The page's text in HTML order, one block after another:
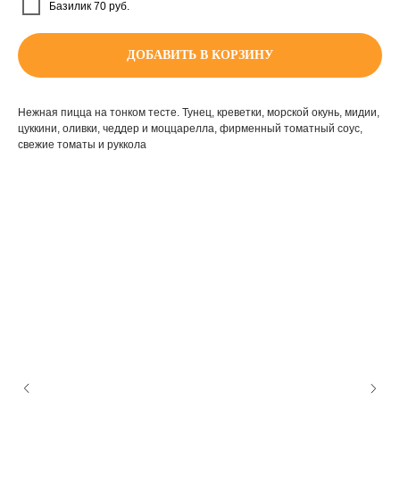
Базилик 70 руб.
ДОБАВИТЬ В КОРЗИНУ
Нежная пицца на тонком тесте. Тунец, креветки, морской окунь, мидии,
цуккини, оливки, чеддер и моццарелла, фирменный томатный соус,
свежие томаты и руккола